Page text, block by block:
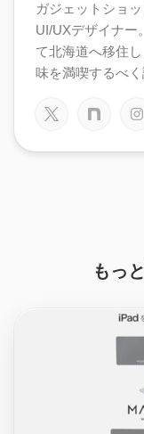
ガジェットショ
UI/UXデザイナー
て北海道へ移住
味を満喫するべく
もっ